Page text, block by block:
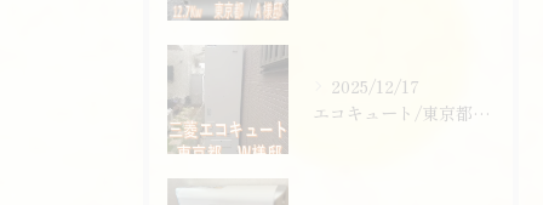
2025/12/17
エコキュート/東京都/東大和市/ご購入ありがとうございます！